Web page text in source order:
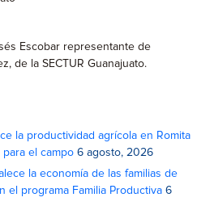
la productividad agrícola en Romita
el campo 6 agosto, 2026
la economía de las familias de
el programa Familia Productiva 6